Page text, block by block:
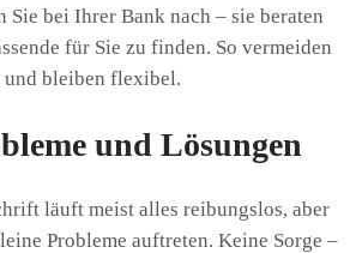
Sie bei Ihrer Bank nach – sie beraten
für Sie zu finden. So vermeiden
und bleiben flexibel.
und Lösungen
läuft meist alles reibungslos, aber
Probleme auftreten. Keine Sorge –